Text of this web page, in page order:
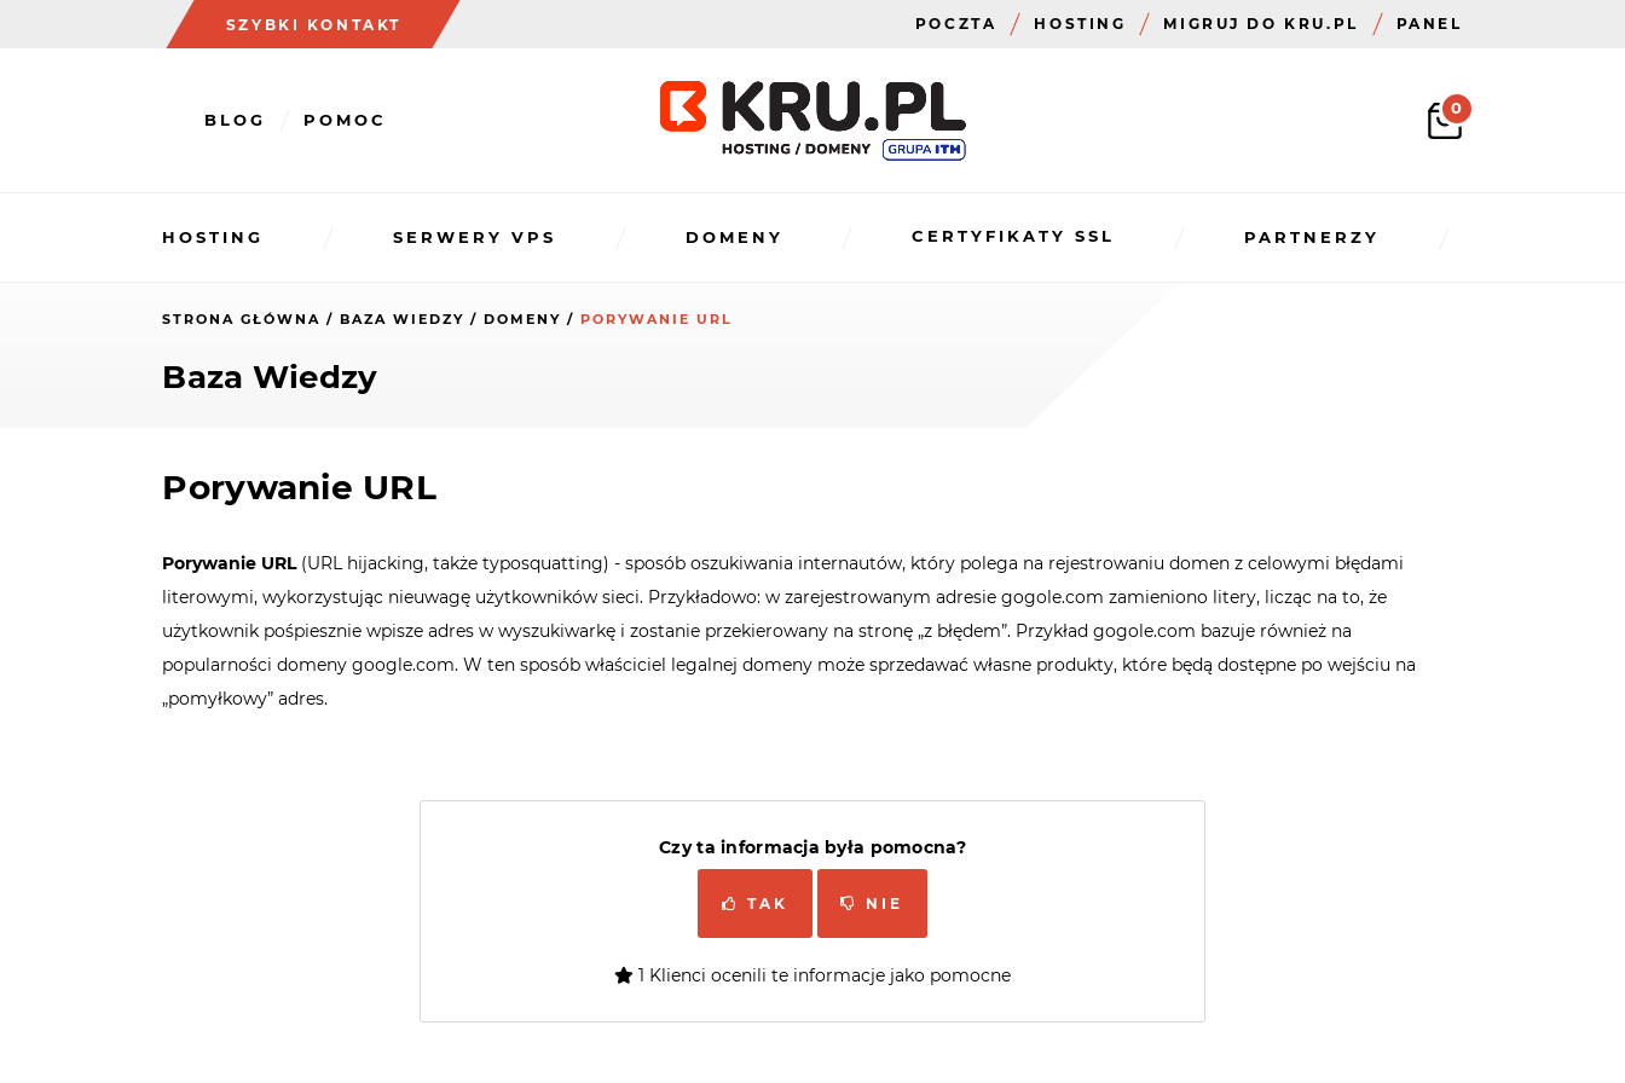
SZYBKI KONTAKT POCZTA HOSTING MIGRUJ DO KRU.PL PANEL
BLOG POMOC
0
HOSTING SERWERY VPS DOMENY CERTYFIKATY SSL PARTNERZY
STRONA GŁÓWNA BAZA WIEDZY DOMENY PORYWANIE URL
Baza Wiedzy
Porywanie URL
Porywanie URL(URL hijacking, także typosquatting) - sposób oszukiwania internautów, który polega na rejestrowaniu domen z celowymi błędami
literowymi, wykorzystując nieuwagę użytkowników sieci. Przykładowo: w zarejestrowanym adresie gogole.com zamieniono litery, licząc na to, że
użytkownik pośpiesznie wpisze adres w wyszukiwarkę i zostanie przekierowany na stronę „z błędem”. Przykład gogole.com bazuje również na
popularności domeny google.com. W ten sposób właściciel legalnej domeny może sprzedawać własne produkty, które będą dostępne po wejściu na
„pomyłkowy” adres.
Czy ta informacja była pomocna?
TAK NIE
1 Klienci ocenili te informacje jako pomocne